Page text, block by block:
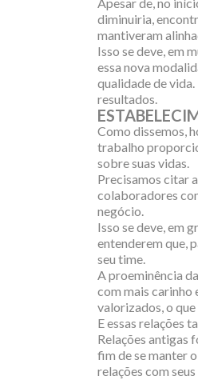
Apesar de, no
diminuiria,
mantiveram
Isso se deve, em
essa nova
qualidade de
resultados.
Como dissemos,
trabalho
sobre suas vidas.
Precisamos citar
colaboradores
negócio.
Isso se deve, em
entenderem que,
seu time.
A proeminência da
com mais carinho
valorizados, o
E essas relações
Relações antigas
fim de se manter
relações com